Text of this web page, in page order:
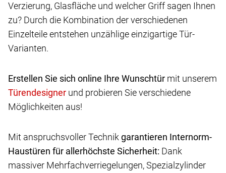
Verzierung, Glasfläche und welcher Griff sagen Ihnen
zu? Durch die Kombination der verschiedenen
Einzelteile entstehen unzählige einzigartige Tür-
Varianten.
Erstellen Sie sich online Ihre Wunschtür mit unserem
und probieren Sie verschiedene
Möglichkeiten aus!
Mit anspruchsvoller Technik garantieren Internorm-
Haustüren für allerhöchste Sicherheit: Dank
massiver Mehrfachverriegelungen, Spezialzylinder